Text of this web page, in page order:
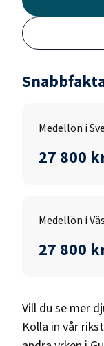
Medellön i
27 800
Medellön i
27 800
Vill du se mer
Kolla in vår